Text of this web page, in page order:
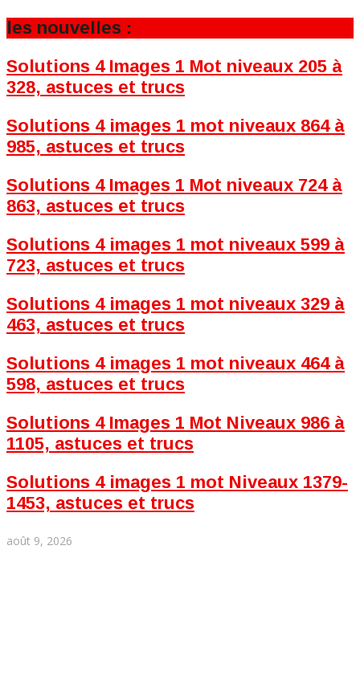
les nouvelles :
Solutions 4 Images 1 Mot niveaux 205 à
328, astuces et trucs
Solutions 4 images 1 mot niveaux 864 à
985, astuces et trucs
Solutions 4 Images 1 Mot niveaux 724 à
863, astuces et trucs
Solutions 4 images 1 mot niveaux 599 à
723, astuces et trucs
Solutions 4 images 1 mot niveaux 329 à
463, astuces et trucs
Solutions 4 images 1 mot niveaux 464 à
598, astuces et trucs
Solutions 4 Images 1 Mot Niveaux 986 à
1105, astuces et trucs
Solutions 4 images 1 mot Niveaux 1379-
1453, astuces et trucs
août 9, 2026